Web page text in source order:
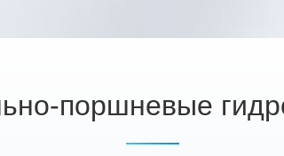
поршневые